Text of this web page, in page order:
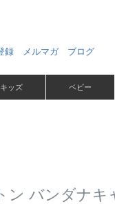
録 メルマガ ブログ
キッズ ベビー
ン バンダナ